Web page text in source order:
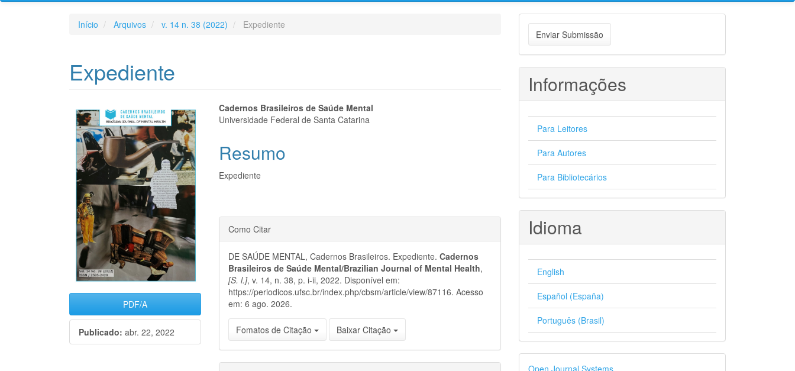
Início Arquivos v. 14 n. 38 (2022) Expediente
Expediente
Barra
lateral
de
artigos
PDF/A
Publicado: abr. 22, 2022
Conteúdo
artigo
principal
Cadernos Brasileiros de Saúde Mental
Universidade Federal de Santa Catarina
Resumo
Expediente
Detalhes
do
artigo
Como Citar
DE SAÚDE MENTAL, Cadernos Brasileiros. Expediente.Cadernos
Brasileiros de Saúde Mental/Brazilian Journal of Mental Health,
[S. l.], v. 14, n. 38, p. i-ii, 2022. Disponível em:
https://periodicos.ufsc.br/index.php/cbsm/article/view/87116. Acesso
em: 6 ago. 2026.
Fomatos de Citação Baixar Citação
Enviar
Submissão
Enviar Submissão
Informações
Para Leitores
Para Autores
Para Bibliotecários
Idioma
English
Español (España)
Português (Brasil)
Desenvolvido
Open Journal Systems